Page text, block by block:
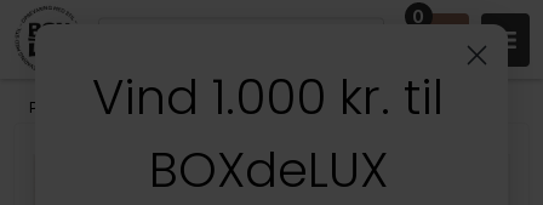
0
Produkter /Entréen/Knager, bøjler & garderobe
Vind 1.000 kr. til
BOXdeLUX